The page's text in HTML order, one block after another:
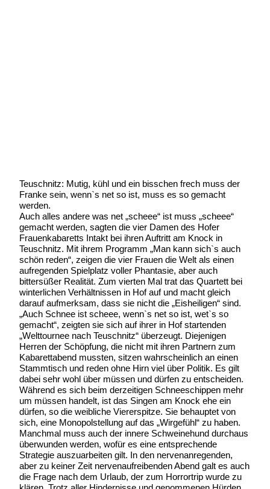
Teuschnitz: Mutig, kühl und ein bisschen frech muss der
Franke sein, wenn`s net so ist, muss es so gemacht
werden.
Auch alles andere was net „scheee“ ist muss „scheee“
gemacht werden, sagten die vier Damen des Hofer
Frauenkabaretts Intakt bei ihren Auftritt am Knock in
Teuschnitz. Mit ihrem Programm „Man kann sich`s auch
schön reden“, zeigen die vier Frauen die Welt als einen
aufregenden Spielplatz voller Phantasie, aber auch
bittersüßer Realität. Zum vierten Mal trat das Quartett bei
winterlichen Verhältnissen in Hof auf und macht gleich
darauf aufmerksam, dass sie nicht die „Eisheiligen“ sind.
„Auch Schnee ist scheee, wenn`s net so ist, wet`s so
gemacht“, zeigten sie sich auf ihrer in Hof startenden
„Welttournee nach Teuschnitz“ überzeugt. Diejenigen
Herren der Schöpfung, die nicht mit ihren Partnern zum
Kabarettabend mussten, sitzen wahrscheinlich an einen
Stammtisch und reden ohne Hirn viel über Politik. Es gilt
dabei sehr wohl über müssen und dürfen zu entscheiden.
Während es sich beim derzeitigen Schneeschippen mehr
um müssen handelt, ist das Singen am Knock ehe ein
dürfen, so die weibliche Viererspitze. Sie behauptet von
sich, eine Monopolstellung auf das „Wirgefühl“ zu haben.
Manchmal muss auch der innere Schweinehund durchaus
überwunden werden, wofür es eine entsprechende
Strategie auszuarbeiten gilt. In den nervenanregenden,
aber zu keiner Zeit nervenaufreibenden Abend galt es auch
die Frage nach dem Urlaub, der zum Horrortrip wurde zu